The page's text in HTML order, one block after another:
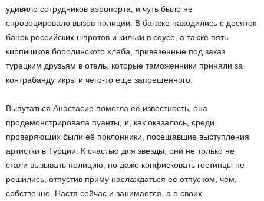
удивило сотрудников аэропорта, и чуть было не
спровоцировало вызов полиции. В багаже находились с десяток
банок российских шпротов и кильки в соусе, а также пять
кирпичиков бородинского хлеба, привезенные под заказ
турецким друзьям в отель, которые таможенники приняли за
контрабанду икры и чего-то еще запрещенного.
Выпутаться Анастасие помогла её известность, она
продемонстрировала пуанты, и, как оказалось, среди
проверяющих были её поклонники, посещавшие выступления
артистки в Турции. К счастью для звезды, они не только не
стали вызывать полицию, но даже конфисковать гостинцы не
решились, отпустив приму наслаждаться её отпуском, чем,
собственно, Настя сейчас и занимается, а о своих